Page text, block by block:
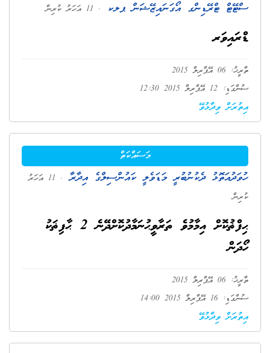
ސްޓޭޓް ޓްރޭޑިންގ އޯގަނައިޒޭޝަން ޕލކ . 11 އަހަރު ކުރިން
ޑްރައިވަރ
ތާރީޚު: 06 އޭޕްރިލް 2015
ސުންގަޑި: 12 އޭޕްރިލް 2015 12:30
އިތުރަށް ވިދާޅުވޭ
މަސައްކަތް
ހުވަދުއަތޮޅު ދެކުނުބުރީ މަޑަވެލީ ކައުންސިލްގެ އިދާރާ
. 11 އަހަރު
ކުރިން
ޙިފްޡުކޮށް އިމާމުވެ ތަރާވީޙުނަމާދުކޮށްދޭނެ 2 ޙާފިޡަކު
ހޯދަން
ތާރީޚު: 06 އޭޕްރިލް 2015
ސުންގަޑި: 16 އޭޕްރިލް 2015 14:00
އިތުރަށް ވިދާޅުވޭ